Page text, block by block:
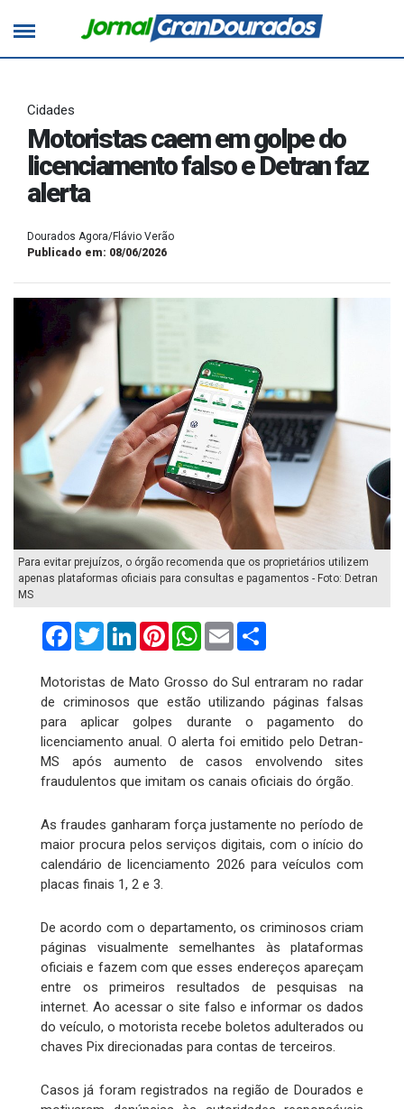
Cidades
Motoristas caem em golpe do
licenciamento falso e Detran faz
alerta
Dourados Agora/Flávio Verão
Publicado em: 08/06/2026
Para evitar prejuízos, o órgão recomenda que os proprietários utilizem
apenas plataformas oficiais para consultas e pagamentos - Foto: Detran
MS
FacebookTwitterLinkedInPinterestWhatsApp
Email
Motoristas de Mato Grosso do Sul entraram no radar
de criminosos que estão utilizando páginas falsas
para aplicar golpes durante o pagamento do
licenciamento anual. O alerta foi emitido pelo Detran-
MS após aumento de casos envolvendo sites
fraudulentos que imitam os canais oficiais do órgão.
As fraudes ganharam força justamente no período de
maior procura pelos serviços digitais, com o início do
calendário de licenciamento 2026 para veículos com
placas finais 1, 2 e 3.
De acordo com o departamento, os criminosos criam
páginas visualmente semelhantes às plataformas
oficiais e fazem com que esses endereços apareçam
entre os primeiros resultados de pesquisas na
internet. Ao acessar o site falso e informar os dados
do veículo, o motorista recebe boletos adulterados ou
chaves Pix direcionadas para contas de terceiros.
Casos já foram registrados na região de Dourados e